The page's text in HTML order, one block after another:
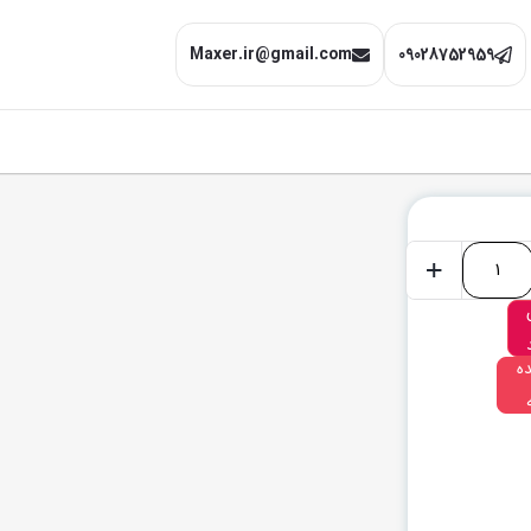
09028752959
Maxer.ir@gmail.com
+